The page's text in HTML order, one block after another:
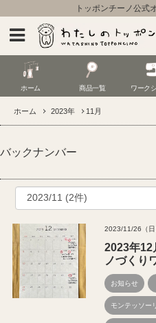
トッポンチーノ公式
ホーム 商品一覧 ワーク
ホーム 2023年 11月
バックナンバー
2023/11/26（日
2023年12
ノづくり
お知らせ
モンテッソー